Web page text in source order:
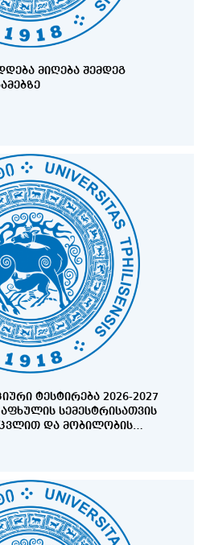
ᲛᲘᲦᲔᲑᲐ ᲨᲔᲛᲓᲔᲒ
ᲢᲔᲡᲢᲘᲠᲔᲑᲐ 2026-2027
ᲡᲔᲛᲔᲡᲢᲠᲘᲡᲐᲗᲕᲘᲡ
ᲓᲐ ᲛᲝᲑᲘᲚᲝᲑᲘᲡ